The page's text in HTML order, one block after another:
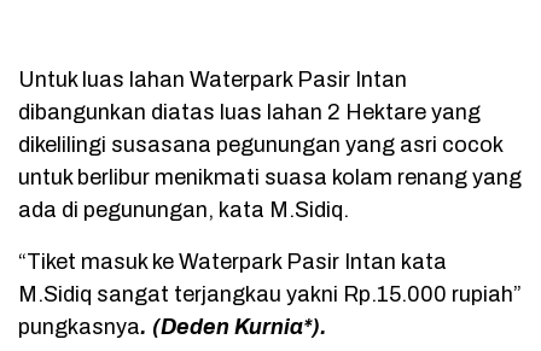
Untuk luas lahan Waterpark Pasir Intan
dibangunkan diatas luas lahan 2 Hektare yang
dikelilingi susasana pegunungan yang asri cocok
untuk berlibur menikmati suasa kolam renang yang
ada di pegunungan, kata M.Sidiq.
“Tiket masuk ke Waterpark Pasir Intan kata
M.Sidiq sangat terjangkau yakni Rp.15.000 rupiah”
pungkasnya. (Deden Kurnia*).